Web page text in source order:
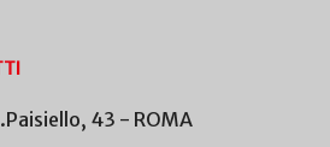
43 - ROMA